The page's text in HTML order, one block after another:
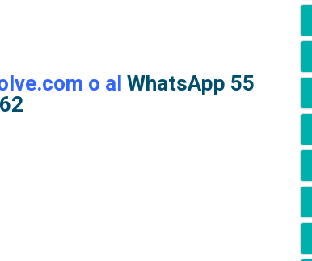
o al WhatsApp 55